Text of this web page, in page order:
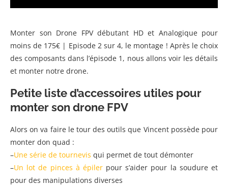
Monter son Drone FPV débutant HD et Analogique pour
moins de 175€ | Episode 2 sur 4, le montage ! Après le choix
des composants dans l’épisode 1, nous allons voir les détails
et monter notre drone.
Petite liste d’accessoires utiles pour
monter son drone FPV
Alors on va faire le tour des outils que Vincent possède pour
monter don quad :
–Une série de tournevis qui permet de tout démonter
–Un lot de pinces à épilerpour s’aider pour la soudure et
pour des manipulations diverses